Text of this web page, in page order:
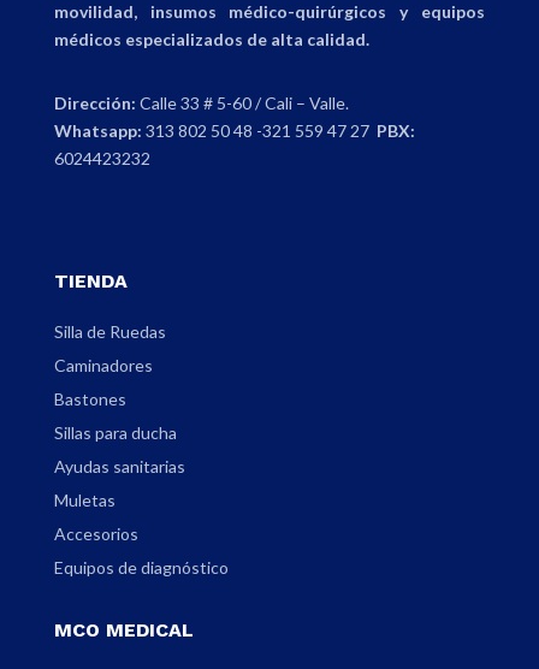
movilidad, insumos médico-quirúrgicos y equipos
médicos especializados de alta calidad.
Dirección: Calle 33 # 5-60 / Cali – Valle.
Whatsapp: 313 802 50 48 -321 559 47 27 PBX:
6024423232
TIENDA
Silla de Ruedas
Caminadores
Bastones
Sillas para ducha
Ayudas sanitarias
Muletas
Accesorios
Equipos de diagnóstico
MCO MEDICAL